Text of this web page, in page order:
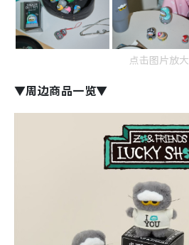
点击图片放大
▼周边商品一览▼